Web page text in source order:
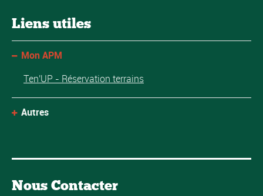
Liens utiles
Mon APM
Ten'UP - Réservation terrains
Autres
Nous Contacter